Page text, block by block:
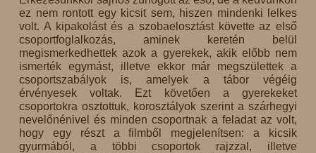
ez nem rontott egy kicsit sem, hiszen mindenki lelkes
volt. A kipakolást és a szobaelosztást követte az első
csoportfoglalkozás, aminek keretén belül
megismerkedhettek azok a gyerekek, akik előbb nem
ismerték egymást, illetve ekkor már megszülettek a
csoportszabályok is, amelyek a tábor végéig
érvényesek voltak. Ezt követően a gyerekeket
csoportokra osztottuk, korosztályok szerint a szárhegyi
nevelőnénivel és minden csoportnak a feladat az volt,
hogy egy részt a filmből megjelenítsen: a kicsik
gyurmából, a többi csoportok rajzzal, illetve